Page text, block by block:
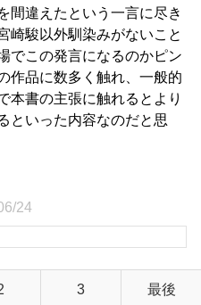
間違えたという一言に尽き
崎駿以外馴染みがないこと
でこの発言になるのかピン
作品に数多く触れ、一般的
本書の主張に触れるとより
といった内容なのだと思
24
3 最後